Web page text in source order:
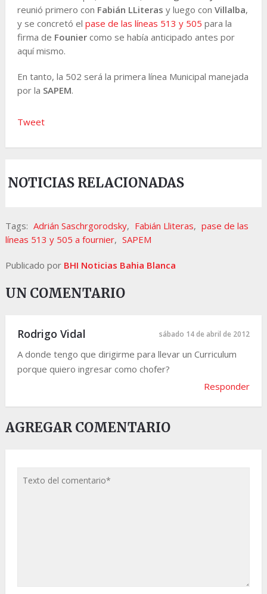
reunió primero con Fabián LLiteras y luego con Villalba,
y se concretó el pase de las líneas 513 y 505 para la
firma de Founiercomo se había anticipado antes por
aquí mismo.
En tanto, la 502 será la primera línea Municipal manejada
por la SAPEM.
Tweet
NOTICIAS RELACIONADAS
Tags: Adrián Saschrgorodsky, Fabián Lliteras, pase de las
líneas 513 y 505 a fournier, SAPEM
Publicado por BHI Noticias Bahia Blanca
UN COMENTARIO
Rodrigo Vidal sábado 14 de abril de 2012
A donde tengo que dirigirme para llevar un Curriculum
porque quiero ingresar como chofer?
Responder
AGREGAR COMENTARIO